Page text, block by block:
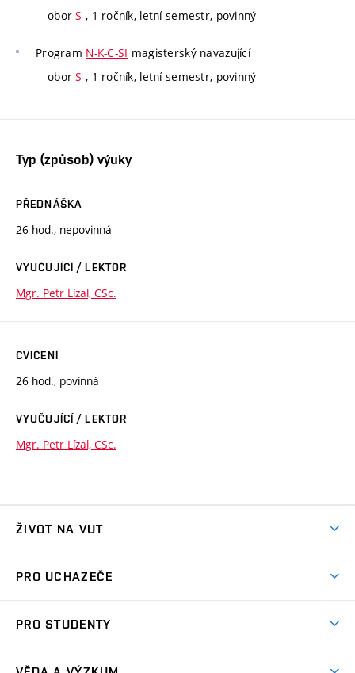
oborS , 1 ročník, letní semestr, povinný
Program N-K-C-SI magisterský navazující
oborS , 1 ročník, letní semestr, povinný
Typ (způsob) výuky
PŘEDNÁŠKA
26 hod., nepovinná
VYUČUJÍCÍ / LEKTOR
Mgr. Petr Lízal, CSc.
CVIČENÍ
26 hod., povinná
VYUČUJÍCÍ / LEKTOR
Mgr. Petr Lízal, CSc.
ŽIVOT NA VUT
Koleje
PRO UCHAZEČE
Dny otevřených dveří
PRO STUDENTY